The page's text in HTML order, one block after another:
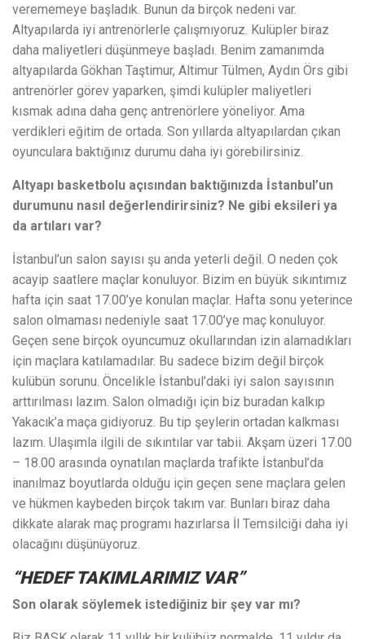
verememeye başladık. Bunun da birçok nedeni var.
Altyapılarda iyi antrenörlerle çalışmıyoruz. Kulüpler biraz
daha maliyetleri düşünmeye başladı. Benim zamanımda
altyapılarda Gökhan Taştimur, Altimur Tülmen, Aydın Örs gibi
antrenörler görev yaparken, şimdi kulüpler maliyetleri
kısmak adına daha genç antrenörlere yöneliyor. Ama
verdikleri eğitim de ortada. Son yıllarda altyapılardan çıkan
oyunculara baktığınız durumu daha iyi görebilirsiniz.
Altyapı basketbolu açısından baktığınızda İstanbul’un
durumunu nasıl değerlendirirsiniz? Ne gibi eksileri ya
da artıları var?
İstanbul’un salon sayısı şu anda yeterli değil. O neden çok
acayip saatlere maçlar konuluyor. Bizim en büyük sıkıntımız
hafta için saat 17.00’ye konulan maçlar. Hafta sonu yeterince
salon olmaması nedeniyle saat 17.00’ye maç konuluyor.
Geçen sene birçok oyuncumuz okullarından izin alamadıkları
için maçlara katılamadılar. Bu sadece bizim değil birçok
kulübün sorunu. Öncelikle İstanbul’daki iyi salon sayısının
arttırılması lazım. Salon olmadığı için biz buradan kalkıp
Yakacık’a maça gidiyoruz. Bu tip şeylerin ortadan kalkması
lazım. Ulaşımla ilgili de sıkıntılar var tabii. Akşam üzeri 17.00
– 18.00 arasında oynatılan maçlarda trafikte İstanbul’da
inanılmaz boyutlarda olduğu için geçen sene maçlara gelen
ve hükmen kaybeden birçok takım var. Bunları biraz daha
dikkate alarak maç programı hazırlarsa İl Temsilciği daha iyi
olacağını düşünüyoruz.
“HEDEF TAKIMLARIMIZ VAR”
Son olarak söylemek istediğiniz bir şey var mı?